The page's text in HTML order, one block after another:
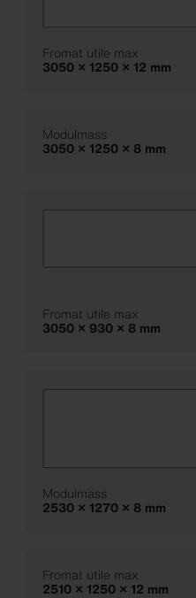
Fromat utile max
3050 × 1250 × 12 mm
Modulmass
3050 × 1250 × 8 mm
Fromat utile max
3050 × 930 × 8 mm
Modulmass
2530 × 1270 × 8 mm
Fromat utile max
2510 × 1250 × 12 mm